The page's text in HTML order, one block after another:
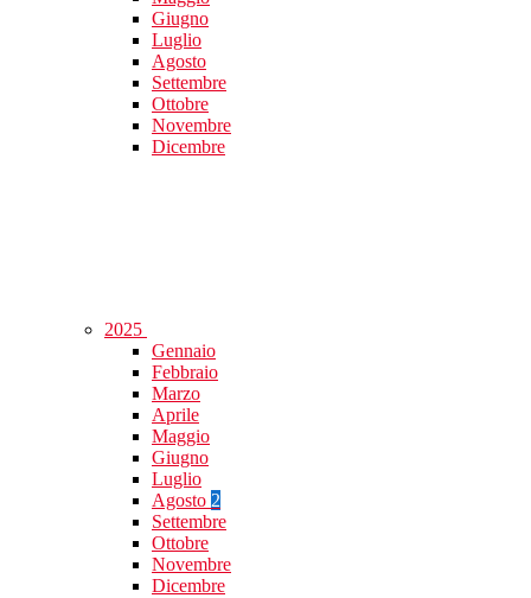
Giugno
Luglio
Agosto
Settembre
Ottobre
Novembre
Dicembre
2025
Gennaio
Febbraio
Marzo
Aprile
Maggio
Giugno
Luglio
Agosto 2
Settembre
Ottobre
Novembre
Dicembre